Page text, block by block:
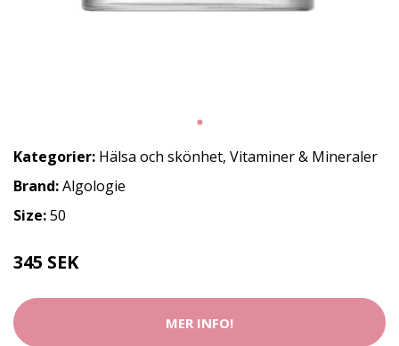
Kategorier: Hälsa och skönhet, Vitaminer & Mineraler
Brand:Algologie
Size:50
345 SEK
MER INFO!